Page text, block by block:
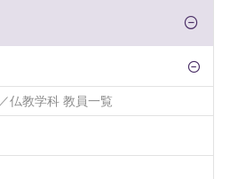
仏教学科 教員一覧